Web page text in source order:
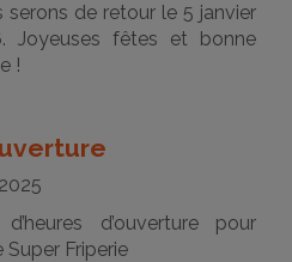
serons de retour le 5 janvier
Joyeuses fêtes et bonne
!
d’heures d’ouverture pour
Super Friperie